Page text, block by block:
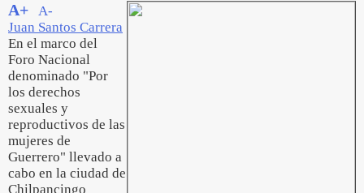
A+
A-
Juan Santos Carrera
En el marco del
Foro Nacional
denominado "Por
los derechos
sexuales y
reproductivos de las
mujeres de
Guerrero" llevado a
cabo en la ciudad de
Chilpancingo